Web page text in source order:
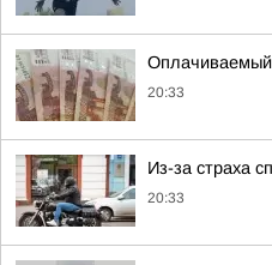
Оплачиваемый
20:33
Из-за страха
20:33